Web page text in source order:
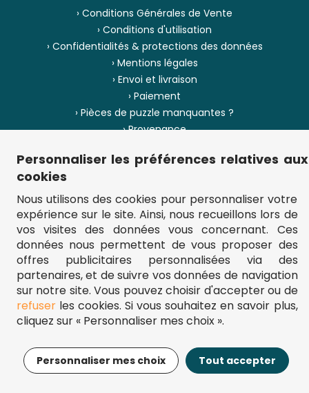
12,95€ Ajouter au panier
› Conditions Générales de Vente
› Conditions d'utilisation
› Confidentialités & protections des données
› Mentions légales
› Envoi et livraison
› Paiement
› Pièces de puzzle manquantes ?
› Provenance
› Plan du site
** Frais d'envoi = 6,95 € (France) / gratuit à partir de 45 €.
fou-de-puzzle.com : le site référence pour acheter des puzzles de
qualité à bon prix.
© Fou-de-puzzle.com 2011 - 2026
Personnaliser les préférences relatives aux
cookies
Nous utilisons des cookies pour personnaliser votre
expérience sur le site. Ainsi, nous recueillons lors de
vos visites des données vous concernant. Ces
données nous permettent de vous proposer des
offres publicitaires personnalisées via des
partenaires, et de suivre vos données de navigation
sur notre site. Vous pouvez choisir d'accepter ou de
refuserles cookies. Si vous souhaitez en savoir plus,
cliquez sur « Personnaliser mes choix ».
Personnaliser mes choix Tout accepter